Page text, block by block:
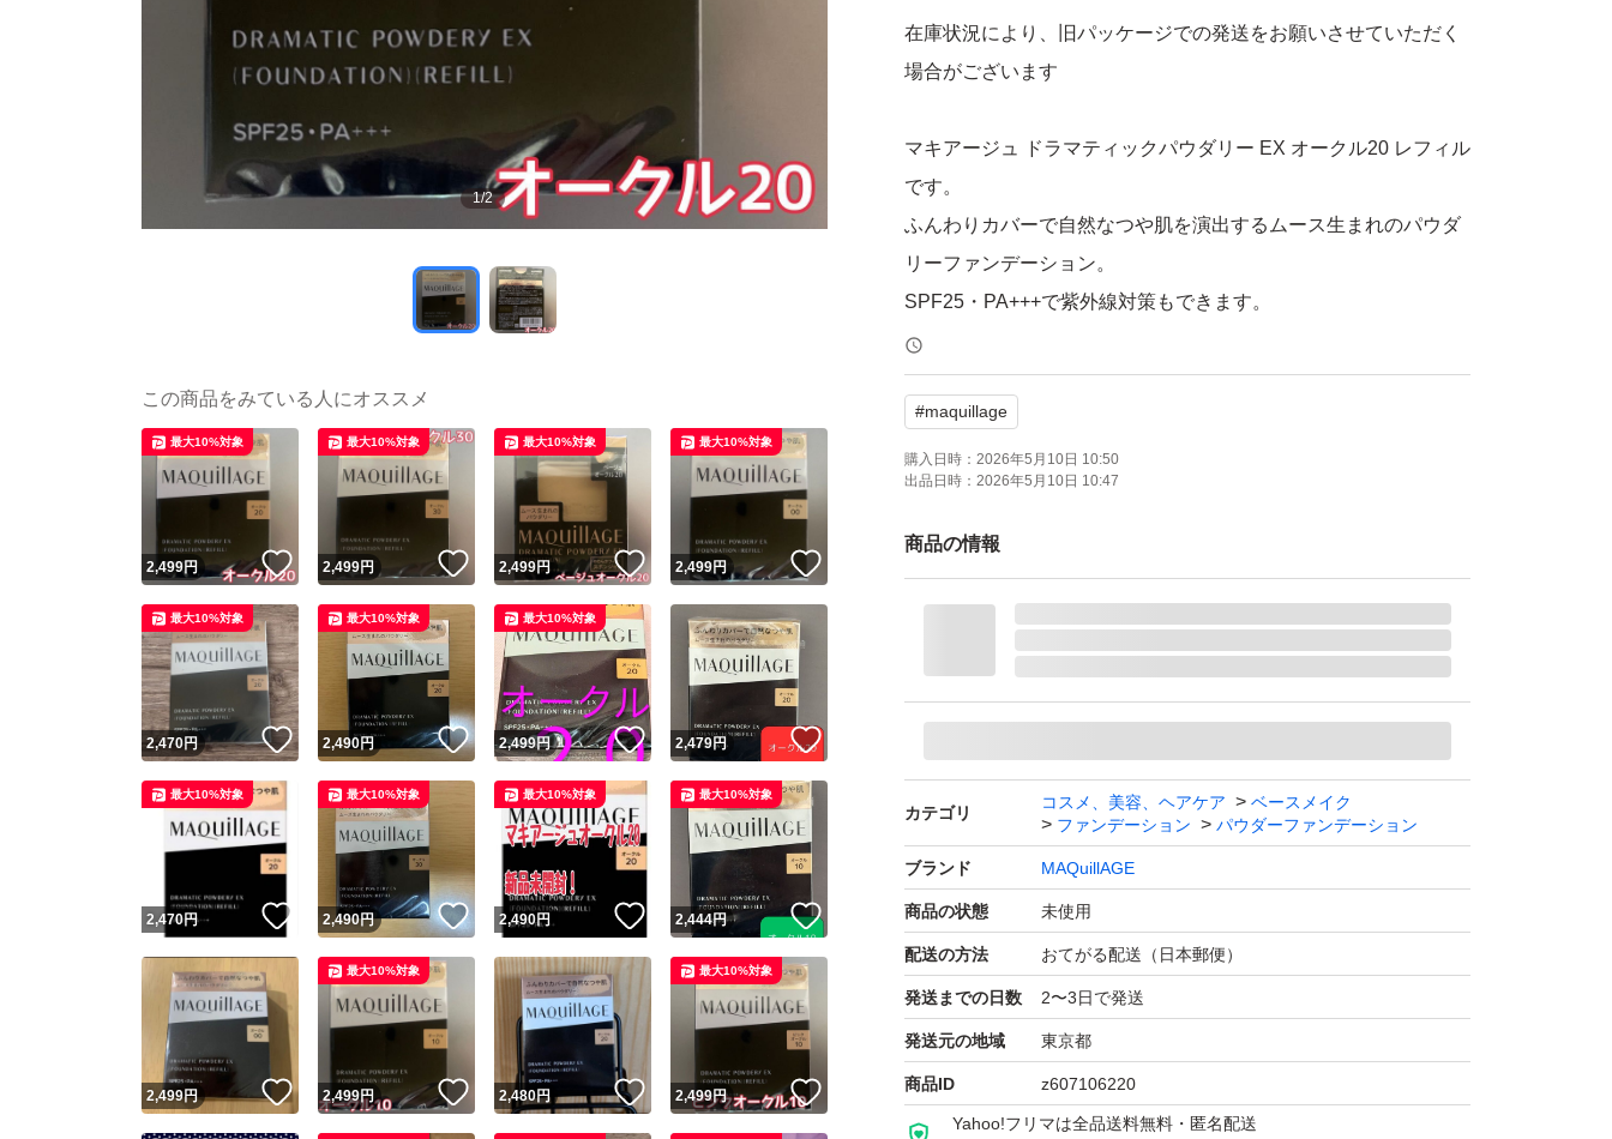
1/2
在庫状況により、旧パッケージでの発送をお願いさせていただく
場合がございます
マキアージュ ドラマティックパウダリー EX オークル20 レフィル
です。
ふんわりカバーで自然なつや肌を演出するムース生まれのパウダ
リーファンデーション。
SPF25・PA+++で紫外線対策もできます。
【ブランド】MAQuillAGE (マキアージュ)
【商品名】ドラマティックパウダリー EX
【カラー】オークル20
【タイプ】レフィル
【商品の状態】未使用
よろしくお願いいたします。
#maquillage
購入日時： 2026年5月10日 10:50
出品日時： 2026年5月10日 10:47
商品の情報
カテゴリ
コスメ、美容、ヘアケア
ベースメイク
ファンデーション
パウダーファンデーション
ブランド MAQuillAGE
商品の状態 未使用
配送の方法 おてがる配送（日本郵便）
発送までの日数 2〜3日で発送
発送元の地域 東京都
商品ID z607106220
Yahoo!フリマは全品送料無料・匿名配送
この商品をみている人にオススメ
2,499円 いいね！
最大10%対象
2,499円 いいね！
最大10%対象
2,499円 いいね！
最大10%対象
2,499円
最大10%対象
2,470円 いいね！
最大10%対象
2,490円 いいね！
最大10%対象
2,499円 いいね！
最大10%対象
2,479円 いいね！
2,470円 いいね！
最大10%対象
2,490円 いいね！
最大10%対象
2,490円 いいね！
最大10%対象
2,444円
最大10%対象
2,499円 いいね！
2,499円 いいね！
最大10%対象
2,480円 いいね！
2,499円
最大10%対象